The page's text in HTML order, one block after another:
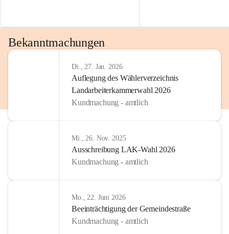
Bekanntmachungen
Di., 27. Jan. 2026
Auflegung des Wählerverzeichnis
Landarbeiterkammerwahl 2026
Kundmachung - amtlich
Mi., 26. Nov. 2025
Ausschreibung LAK-Wahl 2026
Kundmachung - amtlich
Mo., 22. Juni 2026
Beeinträchtigung der Gemeindestraße
Kundmachung - amtlich